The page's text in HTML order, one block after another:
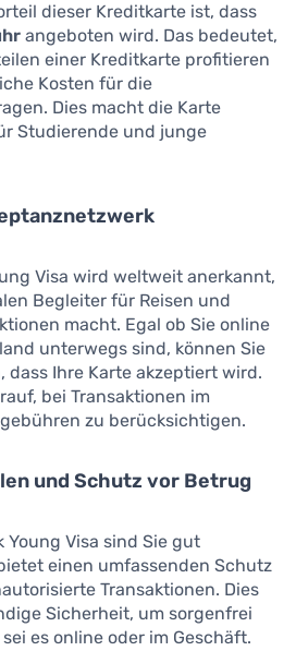
dieser Kreditkarte ist, dass
angeboten wird. Das bedeutet,
einer Kreditkarte profitieren
Kosten für die
Dies macht die Karte
Studierende und junge
Visa wird weltweit anerkannt,
Begleiter für Reisen und
macht. Egal ob Sie online
unterwegs sind, können Sie
dass Ihre Karte akzeptiert wird.
bei Transaktionen im
zu berücksichtigen.
und Schutz vor Betrug
Young Visa sind Sie gut
einen umfassenden Schutz
Transaktionen. Dies
Sicherheit, um sorgenfrei
es online oder im Geschäft.